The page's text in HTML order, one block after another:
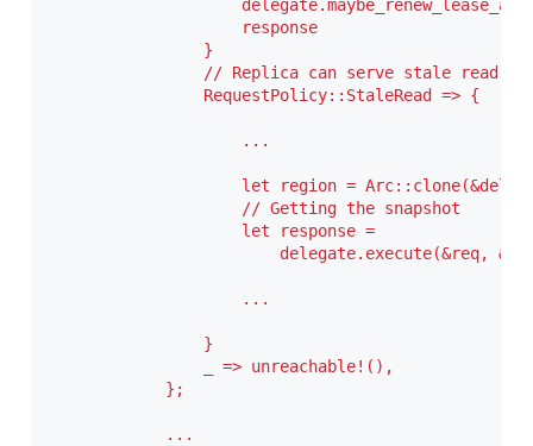
                    response
                }
// Replica can serve stale read
                RequestPolicy::StaleRead => {
                    ...
let region =
                    // Getting the snapshot
                    let response =
delegate.execute(&req,
                    ...
                }
                _ => unreachable!(),
            };
            ...